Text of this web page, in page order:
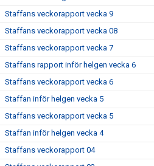
Staffans veckorapport vecka 9
Staffans veckorapport vecka 08
Staffans veckorapport vecka 7
Staffans rapport inför helgen vecka 6
Staffans veckorapport vecka 6
Staffan inför helgen vecka 5
Staffans veckorapport vecka 5
Staffan inför helgen vecka 4
Staffans veckorapport 04